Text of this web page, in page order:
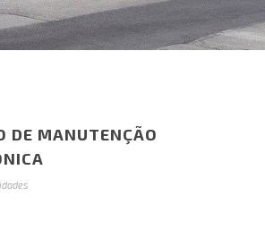
DE MANUTENÇÃO